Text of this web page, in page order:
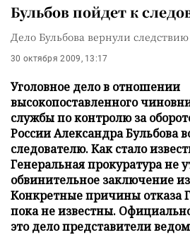
Бульбов пойдет к
Дело Бульбова вернули следствию
30 октября 2009, 13:17
Уголовное дело в отношении
высокопоставленного
службы по контролю за
России Александра Бульбова
следователю. Как стало
Генеральная прокуратура не
обвинительное заключение
Конкретные причины отказа
пока не известны.
это дело представители